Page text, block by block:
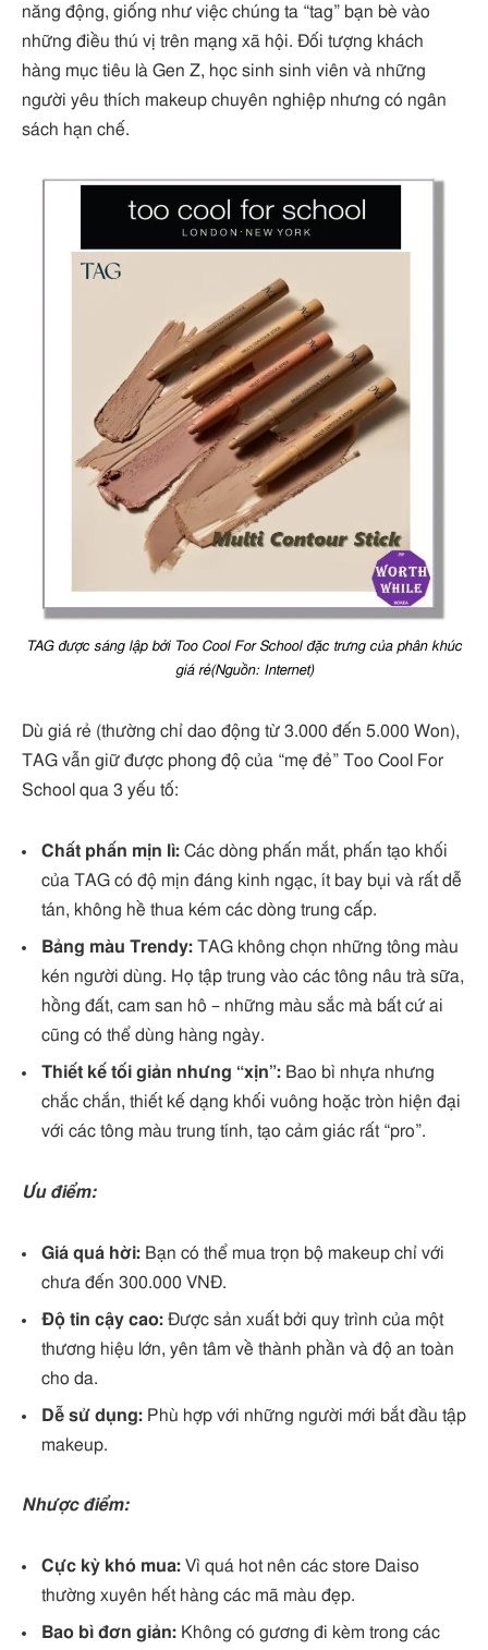
năng động, giống như việc chúng ta “tag” bạn bè vào
những điều thú vị trên mạng xã hội. Đối tượng khách
hàng mục tiêu là Gen Z, học sinh sinh viên và những
người yêu thích makeup chuyên nghiệp nhưng có ngân
sách hạn chế.
TAG được sáng lập bởi Too Cool For School đặc trưng của phân khúc
giá rẻ(Nguồn: Internet)
Dù giá rẻ (thường chỉ dao động từ 3.000 đến 5.000 Won),
TAG vẫn giữ được phong độ của “mẹ đẻ” Too Cool For
School qua 3 yếu tố:
Chất phấn mịn lì: Các dòng phấn mắt, phấn tạo khối
của TAG có độ mịn đáng kinh ngạc, ít bay bụi và rất dễ
tán, không hề thua kém các dòng trung cấp.
Bảng màu Trendy: TAG không chọn những tông màu
kén người dùng. Họ tập trung vào các tông nâu trà sữa,
hồng đất, cam san hô – những màu sắc mà bất cứ ai
cũng có thể dùng hàng ngày.
Thiết kế tối giản nhưng “xịn”: Bao bì nhựa nhưng
chắc chắn, thiết kế dạng khối vuông hoặc tròn hiện đại
với các tông màu trung tính, tạo cảm giác rất “pro”.
Ưu điểm:
Giá quá hời: Bạn có thể mua trọn bộ makeup chỉ với
chưa đến 300.000 VNĐ.
Độ tin cậy cao: Được sản xuất bởi quy trình của một
thương hiệu lớn, yên tâm về thành phần và độ an toàn
cho da.
Dễ sử dụng: Phù hợp với những người mới bắt đầu tập
makeup.
Nhược điểm:
Cực kỳ khó mua: Vì quá hot nên các store Daiso
thường xuyên hết hàng các mã màu đẹp.
Bao bì đơn giản: Không có gương đi kèm trong các